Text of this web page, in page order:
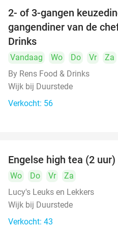
2- of 3-gangen
gangendiner van de
Drinks
Vandaag Wo Do Vr
Za
By Rens Food & Drinks
Wijk bij Duurstede
Verkocht: 56
Engelse high tea (2 uur)
Wo Do Vr
Za
Lucy's Leuks en Lekkers
Wijk bij Duurstede
Verkocht: 43